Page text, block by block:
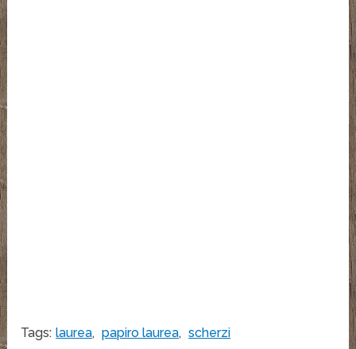
Tags: laurea, papiro laurea, scherzi